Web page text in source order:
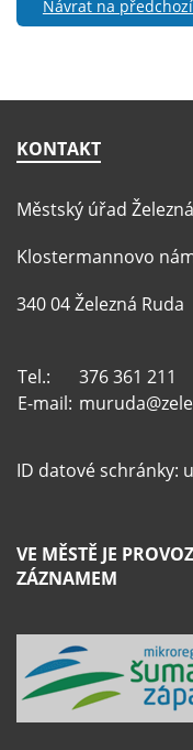
Návrat na
KONTAKT
Městský úřad
Klostermannovo
340 04 Železná Ruda
Tel.:
376 361 211
E-mail:
ID datové schránky:
VE MĚSTĚ JE
ZÁZNAMEM